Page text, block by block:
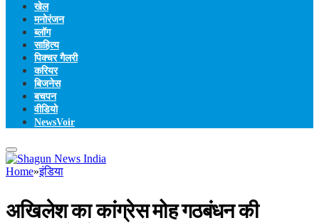
खेल
मनोरंजन
ब्लॉग
साहित्य
पिक्चर गैलरी
करियर
बिजनेस
बचपन
वीडियो
NewsVoir
Home»इंडिया
अखिलेश का कांग्रेस मोह गठबंधन की